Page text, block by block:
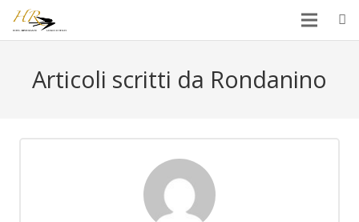
Articoli scritti da Rondanino